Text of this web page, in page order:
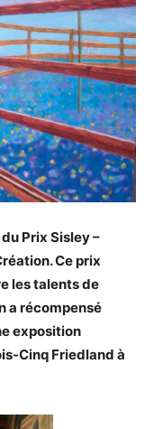
Prix Sisley –
Ce prix
les talents de
a récompensé
exposition
Cinq Friedland à